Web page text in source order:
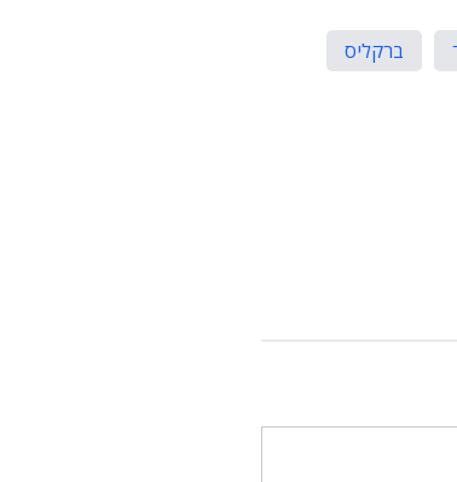
ברקליס